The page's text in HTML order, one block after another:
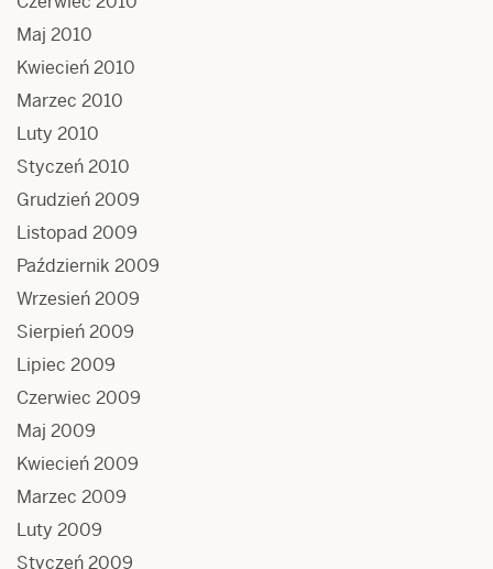
Maj 2010
Kwiecień 2010
Marzec 2010
Luty 2010
Styczeń 2010
Grudzień 2009
Listopad 2009
Październik 2009
Wrzesień 2009
Sierpień 2009
Lipiec 2009
Czerwiec 2009
Maj 2009
Kwiecień 2009
Marzec 2009
Luty 2009
Styczeń 2009